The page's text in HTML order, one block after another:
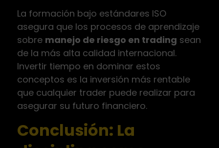
La formación bajo estándares ISO
asegura que los procesos de aprendizaje
sobre manejo de riesgo en trading sean
de la más alta calidad internacional.
Invertir tiempo en dominar estos
conceptos es la inversión más rentable
que cualquier trader puede realizar para
asegurar su futuro financiero.
Conclusión: La